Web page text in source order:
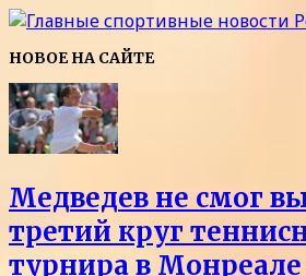
НОВОЕ НА САЙТЕ
Медведев не смог
третий круг
турнира в Монреале